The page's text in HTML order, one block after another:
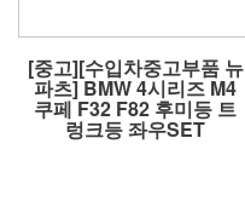
[중고][수입차중고부품 뉴
파츠] BMW 4시리즈 M4
쿠페 F32 F82 후미등 트
렁크등 좌우SET